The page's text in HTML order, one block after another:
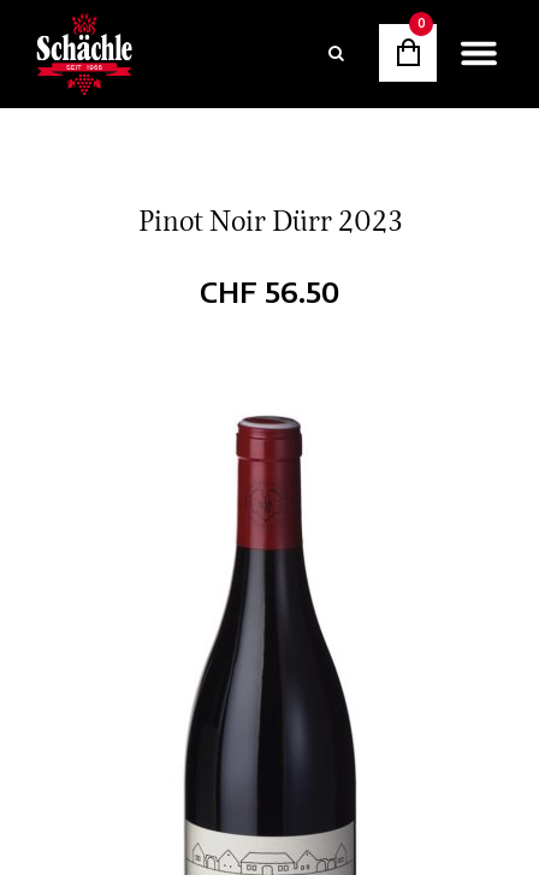
0
Pinot Noir Dürr 2023
CHF 56.50